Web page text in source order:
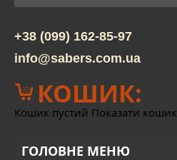
+38 (099) 162-85-97
info@sabers.com.ua
КОШИК:
Кошик пустий Показати кошик
ГОЛОВНЕ МЕНЮ